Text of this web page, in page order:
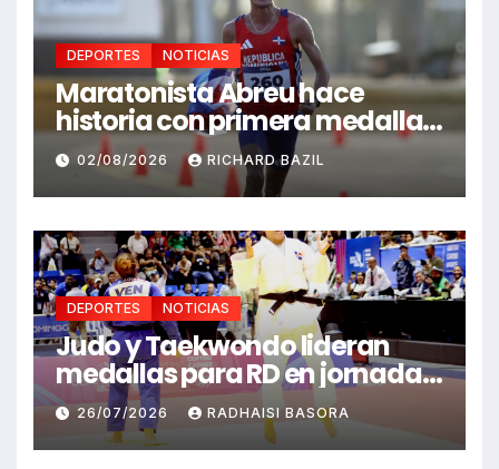
DEPORTES NOTICIAS
Maratonista Abreu hace
historia con primera medalla
en Juegos Santo Domingo
2026
02/08/2026 RICHARD BAZIL
DEPORTES NOTICIAS
Judo y Taekwondo lideran
medallas para RD en jornada
de Juego Santo Domingo 2026
26/07/2026 RADHAISI BASORA